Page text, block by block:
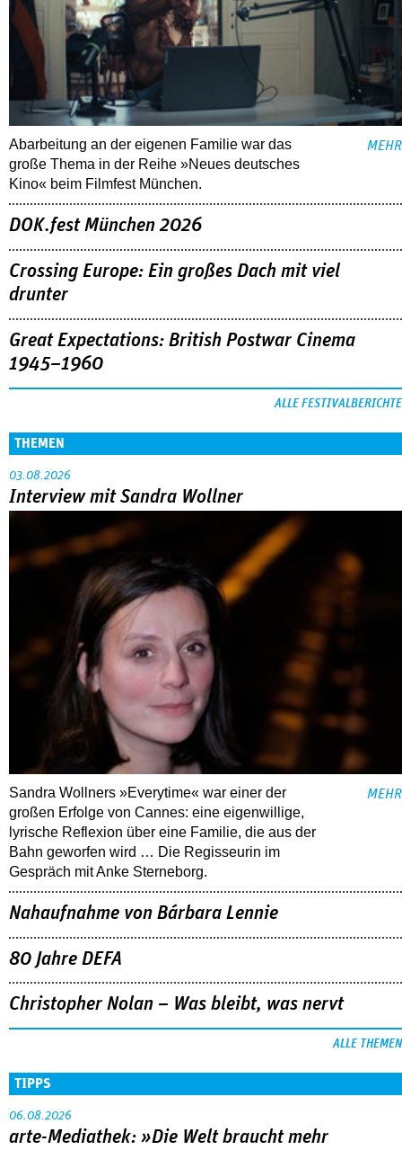
Abarbeitung an der eigenen Familie war das
große Thema in der Reihe »Neues deutsches
Kino« beim Filmfest München.
MEHR
DOK.fest München 2026
Crossing Europe: Ein großes Dach mit viel
drunter
Great Expectations: British Postwar Cinema
1945–1960
ALLE FESTIVALBERICHTE
THEMEN
03.08.2026
Interview mit Sandra Wollner
Sandra Wollners »Everytime« war einer der
großen Erfolge von Cannes: eine eigenwillige,
lyrische Reflexion über eine ­Familie, die aus der
Bahn geworfen wird … Die Regisseurin im
Gespräch mit Anke Sterneborg.
MEHR
Nahaufnahme von Bárbara Lennie
80 Jahre DEFA
Christopher Nolan – Was bleibt, was nervt
ALLE THEMEN
TIPPS
06.08.2026
arte-Mediathek: »Die Welt braucht mehr